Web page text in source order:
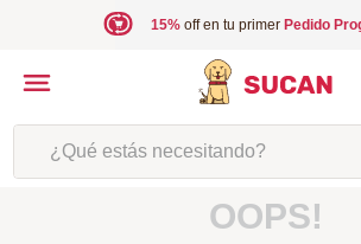
15%off en tu primer Pedido
¿Qué estás necesitando?
OOPS!